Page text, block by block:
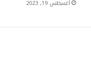
أغسطس 19, 2023